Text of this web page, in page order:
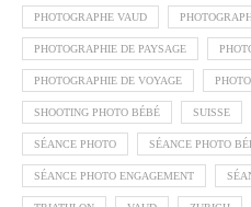
PHOTOGRAPHE VAUD
PHOTOGRAPHIE DE PAYSAGE
PHOTOGRAPHIE DE VOYAGE
SHOOTING PHOTO BÉBÉ SUISSE
SÉANCE PHOTO SÉANCE PHOTO
SÉANCE PHOTO ENGAGEMENT